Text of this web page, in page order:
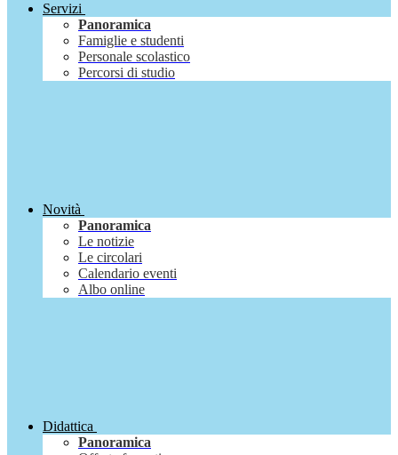
Servizi
Panoramica
Famiglie e studenti
Personale scolastico
Percorsi di studio
Novità
Panoramica
Le notizie
Le circolari
Calendario eventi
Albo online
Didattica
Panoramica